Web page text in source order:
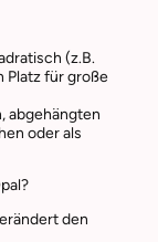
(z.B.
Platz für große
abgehängten
oder als
den